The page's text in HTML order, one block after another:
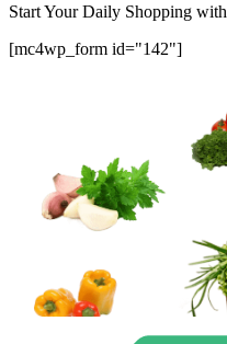
Start Your Daily Shopping with
[mc4wp_form id="142"]